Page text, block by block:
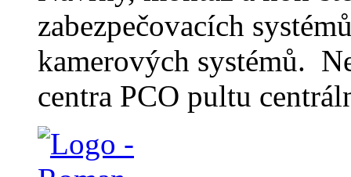
zabezpečovacích
kamerových systémů.
centra PCO pultu